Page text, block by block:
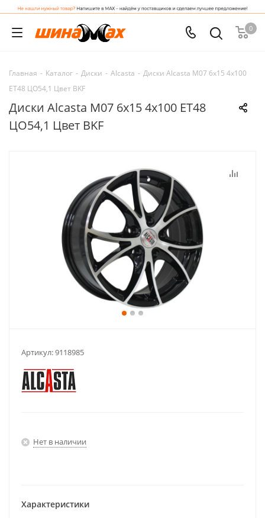
0
Главная - Каталог - Диски - Alcasta - Диски Alcasta M07 6x15 4x100
ET48 ЦО54,1 Цвет BKF
Диски Alcasta M07 6x15 4x100 ET48
ЦО54,1 Цвет BKF
Артикул:9118985
Нет в наличии
Характеристики